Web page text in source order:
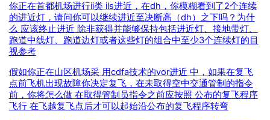
你正在首都机场进行ii类 ils进近，在dh，你模糊看到了2个连续
的进近灯，请问你可以继续进近至决断高（dh）之下吗？为什
么 应该终止进近 除非获得并能够保持包括进近灯、接地带灯、
跑道中线灯、跑道边灯或者这些灯的组合中至少3个连续灯的目
视参考
假如你正在山区机场采 用cdfa技术的vor进近 中，如果在复飞
点前飞机出现故障你决定复飞，在未取得空中交通管制的指令
前，你将怎么做 在取得管制员指令之前应按照 公布的复飞程序
飞行 在飞越复飞点后才可以起始沿公布的复飞程序转弯